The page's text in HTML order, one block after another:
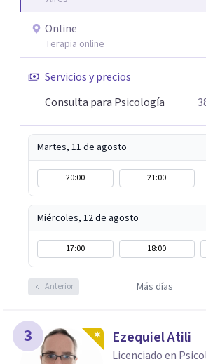
Online
Terapia online
Servicios y precios
Consulta para Psicología
Martes, 11 de agosto
20:00 21:00
Miércoles, 12 de agosto
17:00 18:00
Anterior Más días
3 Ezequiel Atili
Licenciado en